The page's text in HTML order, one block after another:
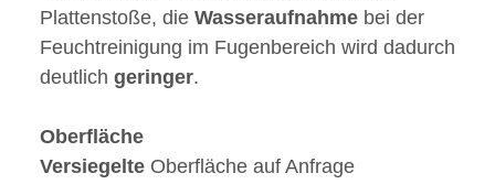
Plattenstoße, die Wasseraufnahme bei der
Feuchtreinigung im Fugenbereich wird dadurch
deutlich geringer.
Oberfläche
Versiegelte Oberfläche auf Anfrage